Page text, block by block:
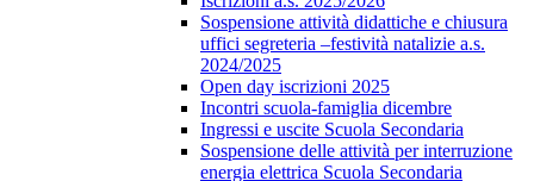
Sospensione attività didattiche e chiusura
uffici segreteria –festività natalizie a.s.
2024/2025
Open day iscrizioni 2025
Incontri scuola-famiglia dicembre
Ingressi e uscite Scuola Secondaria
Sospensione delle attività per interruzione
energia elettrica Scuola Secondaria